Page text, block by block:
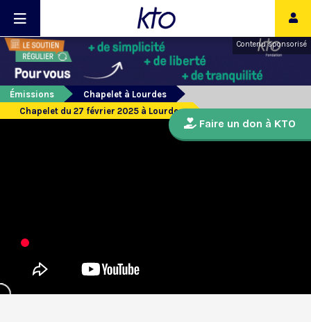
Contenu sponsorisé
Émissions
Chapelet à Lourdes
Chapelet du 27 février 2025 à Lourdes
Faire un don à KTO